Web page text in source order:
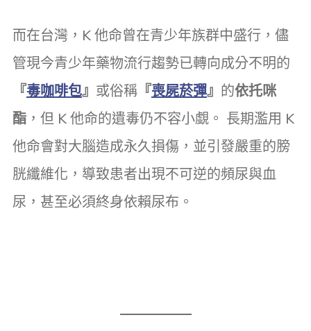
而在台灣，K 他命曾在青少年族群中盛行，儘
管現今青少年藥物流行趨勢已轉向成分不明的
『毒咖啡包』 或俗稱 『喪屍菸彈』 的依托咪
酯 ，但 K 他命的遺毒仍不容小覷。 長期濫用 K
他命會對大腦造成永久損傷，並引發嚴重的膀
胱纖維化，導致患者出現不可逆的頻尿與血
尿，甚至必須終身依賴尿布。